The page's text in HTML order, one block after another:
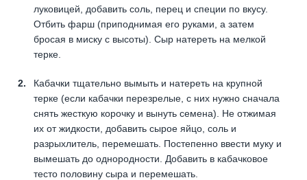
луковицей, добавить соль, перец и специи по вкусу.
Отбить фарш (приподнимая его руками, а затем
бросая в миску с высоты). Сыр натереть на мелкой
терке.
Кабачки тщательно вымыть и натереть на крупной
терке (если кабачки перезрелые, с них нужно сначала
снять жесткую корочку и вынуть семена). Не отжимая
их от жидкости, добавить сырое яйцо, соль и
разрыхлитель, перемешать. Постепенно ввести муку и
вымешать до однородности. Добавить в кабачковое
тесто половину сыра и перемешать.